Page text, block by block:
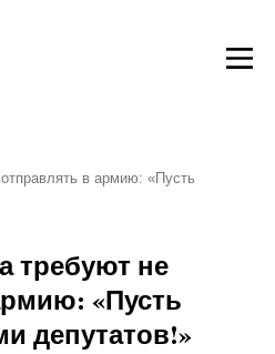
в армию: «Пусть
требуют не
«Пусть
депутатов!»